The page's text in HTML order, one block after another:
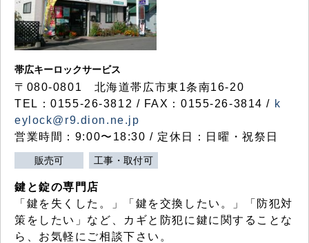
帯広キーロックサービス
〒080-0801 北海道帯広市東1条南16-20
TEL：0155-26-3812 / FAX：0155-26-3814 / k
eylock@r9.dion.ne.jp
営業時間：9:00〜18:30 / 定休日：日曜・祝祭日
販売可 工事・取付可
鍵と錠の専門店
「鍵を失くした。」「鍵を交換したい。」「防犯対
策をしたい」など、カギと防犯に鍵に関することな
ら、お気軽にご相談下さい。